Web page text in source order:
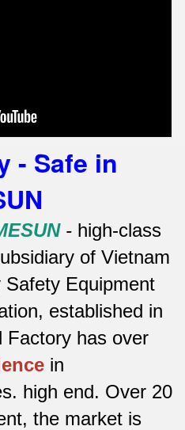
- Safe in
- high-class
of Vietnam
Safety Equipment
established in
Factory has over
in
high end. Over 20
the market is